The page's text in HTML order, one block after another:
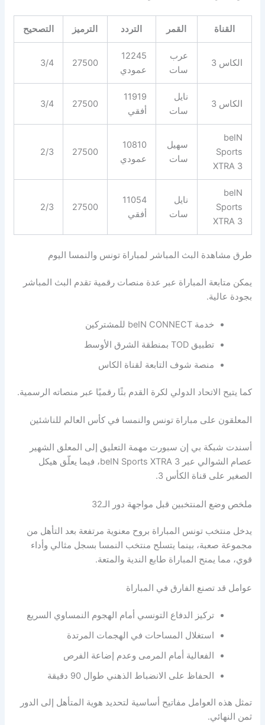
القناة القمر التردد الترميز التصحيح
الكاس 3
عرب
سات
12245
عمودي
27500
3/4
الكاس 3
نايل
سات
11919
أفقي
27500
3/4
beIN
Sports
XTRA 3
سهيل
سات
10810
عمودي
27500
2/3
beIN
Sports
XTRA 3
نايل
سات
11054
أفقي
27500
2/3
طرق مشاهدة البث المباشر لمباراة تونس والنمسا اليوم
يمكن متابعة المباراة عبر عدة منصات رقمية تقدم البث المباشر
بجودة عالية.
خدمة beIN CONNECT للمشتركين
تطبيق TOD بمنطقة الشرق الأوسط
منصة شوف التابعة لقناة الكاس
كما يتيح الاتحاد الدولي لكرة القدم بثًا رقميًا عبر منصاته الرسمية.
المعلقون على مباراة تونس والنمسا في كأس العالم للناشئين
أسندت شبكة بي إن سبورت مهمة التعليق إلى المعلق الشهير
عصام الشوالي عبر beIN Sports XTRA 3، فيما يعلّق هيكل
الصغير على قناة الكأس 3.
ملخص وضع المنتخبين قبل مواجهة دور الـ32
يدخل منتخب تونس المباراة بروح معنوية مرتفعة بعد التأهل من
مجموعة صعبة، بينما يتسلح منتخب النمسا بسجل مثالي وأداء
قوي، مما يمنح المباراة طابع الندية والمتعة.
عوامل قد تصنع الفارق في المباراة
تركيز الدفاع التونسي أمام الهجوم النمساوي السريع
استغلال المساحات في الهجمات المرتدة
الفعالية أمام المرمى وعدم إضاعة الفرص
الحفاظ على الانضباط الذهني طوال 90 دقيقة
تمثل هذه العوامل مفاتيح أساسية لتحديد هوية المتأهل إلى الدور
ثمن النهائي.